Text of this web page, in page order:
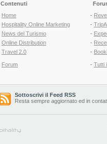
Contenuti
Home
Hospitality Online Marketing
News del Turismo
Online Distribution
Travel 2.0
Forum
-
-
-
-
-
- Tutti
Sottoscrivi il Feed RSS
Resta sempre aggiornato ed in